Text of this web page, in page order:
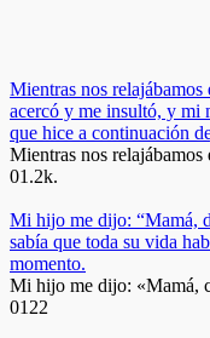
Mientras nos relajábamos
acercó y me insultó, y mi
que hice a continuación
Mientras nos
01.2k.
Mi hijo me dijo: “Mamá,
sabía que toda su vida
momento.
Mi hijo me dijo: «Mamá,
0122